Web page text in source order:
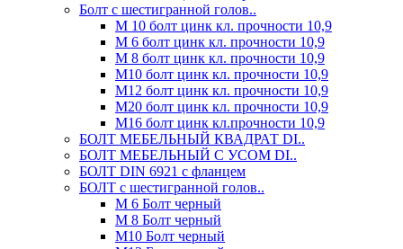
Болт с шестигранной голов..
М 10 болт цинк кл. прочности 10,9
М 6 болт цинк кл. прочности 10,9
М 8 болт цинк кл. прочности 10,9
М10 болт цинк кл. прочности 10,9
М12 болт цинк кл. прочности 10,9
М20 болт цинк кл. прочности 10,9
М16 болт цинк кл.прочности 10,9
БОЛТ МЕБЕЛЬНЫЙ КВАДРАТ DI..
БОЛТ МЕБЕЛЬНЫЙ С УСОМ DI..
БОЛТ DIN 6921 c фланцем
БОЛТ с шестигранной голов..
М 6 Болт черный
М 8 Болт черный
М10 Болт черный